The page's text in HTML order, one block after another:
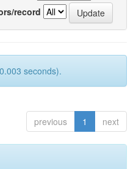
record
seconds).
previous 1 next